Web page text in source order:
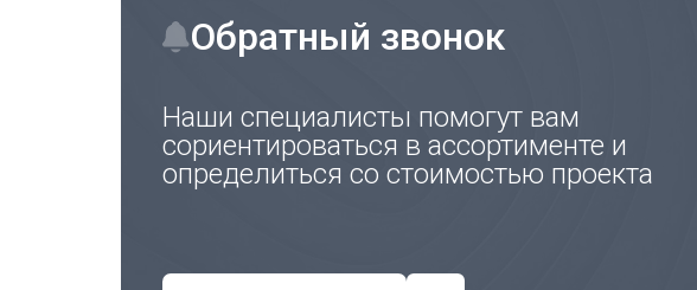
Обратный звонок
Наши специалисты помогут вам
сориентироваться в ассортименте и
определиться со стоимостью проекта